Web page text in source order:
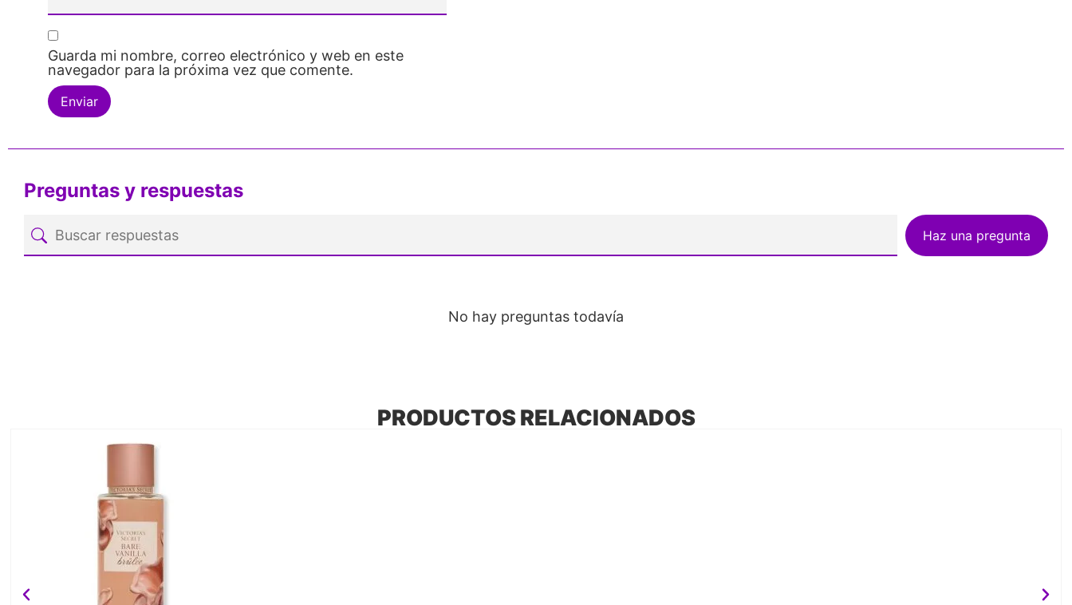
Guarda mi nombre, correo electrónico y web en este
navegador para la próxima vez que comente.
Preguntas y respuestas
Haz una pregunta
No hay preguntas todavía
PRODUCTOS RELACIONADOS